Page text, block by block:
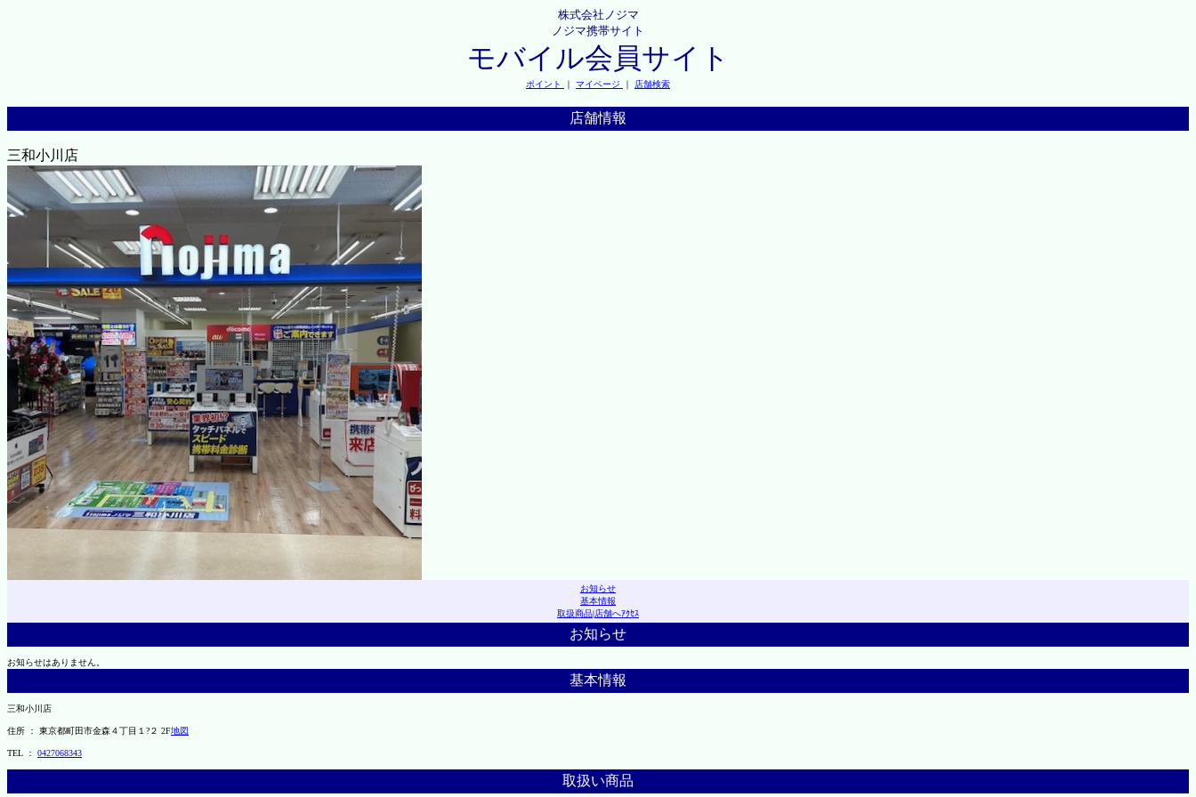
株式会社ノジマ
ノジマ携帯サイト
モバイル会員サイト
ポイント ｜ マイページ ｜ 店舗検索
店舗情報
三和小川店
お知らせ
基本情報
取扱商品|店舗へｱｸｾｽ
お知らせ
お知らせはありません。
基本情報
三和小川店
住所 ： 東京都町田市金森４丁目１?２ 2F地図
TEL ： 0427068343
取扱い商品